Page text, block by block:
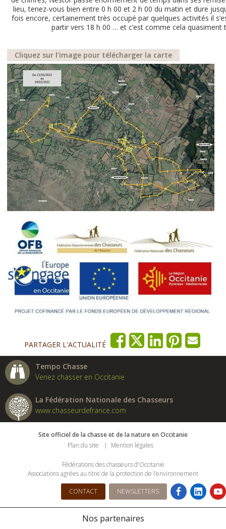
lieu, tenez-vous bien entre 0 h 00 et 2 h 00 du matin et dure
fois encore, certainement très occupé par quelques activités il
partir vers 18 h 00 … et c’est comme cela quasiment
Cliquez sur l'image pour télécharger la carte
PARTAGER L'ACTUALITÉ
Tempo Chasse
Venez chasser en Occitanie
La Fédération Nationale des Chasseurs
www.chasseurdefrance.com
Site officiel de la chasse et de la nature en Occitanie
Plan du site
Mention légales
Fédérations des chasseurs d'Occitanie
Associations agrées au titre de la protection de l’environnement
CONTACT NEWSLETTERS
Nos partenaires